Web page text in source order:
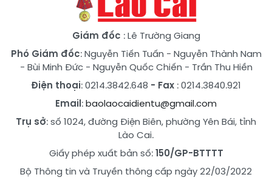
Giám đốc : Lê Trường Giang
Phó Giám đốc:Nguyễn Tiến Tuấn - Nguyễn Thành Nam
- Bùi Minh Đức- Nguyễn Quốc Chiến - Trần Thu Hiền
Điện thoại: 0214.3842.648 - Fax : 0214.3840.921
Email:baolaocaidientu@gmail.com
Trụ sở: số 1024, đường Điện Biên, phường Yên Bái, tỉnh
Lào Cai.
Giấy phép xuất bản số:150/GP-BTTTT
Bộ Thông tin và Truyền thông cấp ngày 22/03/2022